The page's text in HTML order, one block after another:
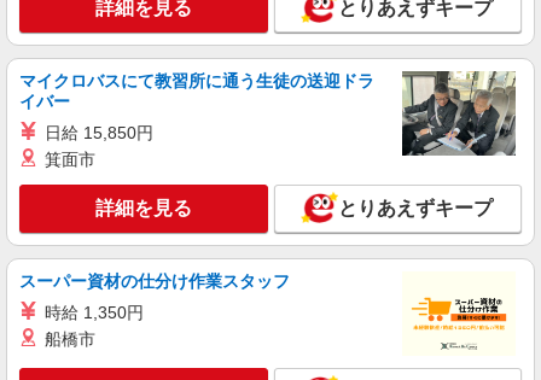
詳細を見る とりあえずキープ
マイクロバスにて教習所に通う生徒の送迎ドラ
イバー
日給 15,850円
箕面市
詳細を見る とりあえずキープ
スーパー資材の仕分け作業スタッフ
時給 1,350円
船橋市